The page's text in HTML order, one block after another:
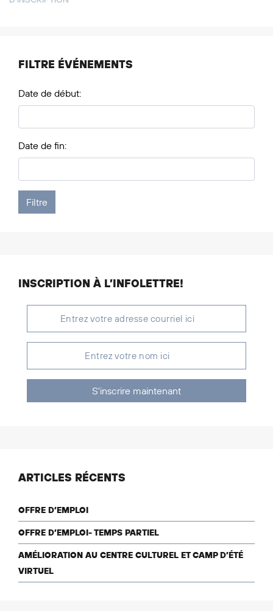
FILTRE ÉVÉNEMENTS
Date de début:
Date de fin:
INSCRIPTION À L’INFOLETTRE!
S'inscrire maintenant
ARTICLES RÉCENTS
OFFRE D’EMPLOI
OFFRE D’EMPLOI- TEMPS PARTIEL
AMÉLIORATION AU CENTRE CULTUREL ET CAMP D’ÉTÉ
VIRTUEL